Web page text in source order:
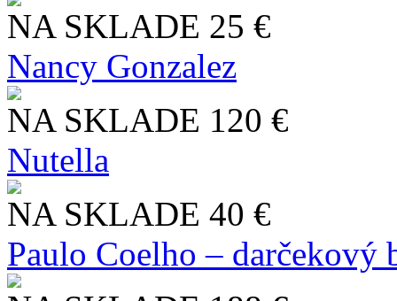
NA SKLADE 25 €
Nancy Gonzalez
NA SKLADE 120 €
Nutella
NA SKLADE 40 €
Paulo Coelho – darčekový